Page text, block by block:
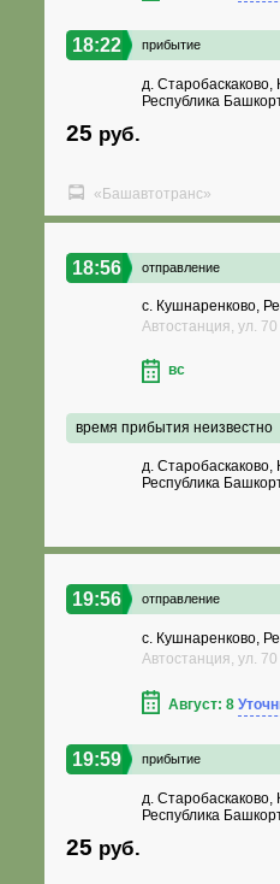
18:22 прибытие
д. Старобаскаково,
Республика
25 руб.
«Башавтотранс»
18:56 отправление
с. Кушнаренково,
Автостанция, ул.
вс
время прибытия неизвестно
д. Старобаскаково,
Республика
19:56 отправление
с. Кушнаренково,
Автостанция, ул.
Август: 8
19:59 прибытие
д. Старобаскаково,
Республика
25 руб.